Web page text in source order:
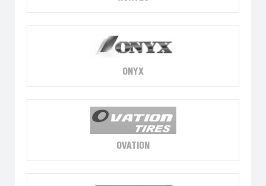
ONYX
OVATION